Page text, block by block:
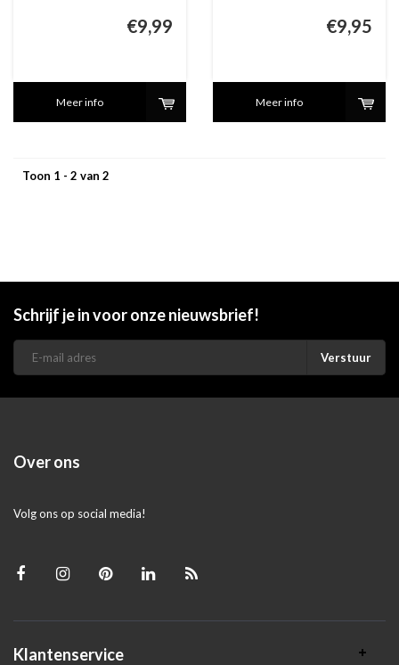
€9,99
Meer info
€9,95
Meer info
Toon 1 - 2 van 2
Schrijf je in voor onze nieuwsbrief!
Verstuur
Over ons
Volg ons op social media!
Klantenservice